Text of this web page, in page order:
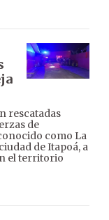
rescatadas
de
como La
de Itapoá, a
el territorio